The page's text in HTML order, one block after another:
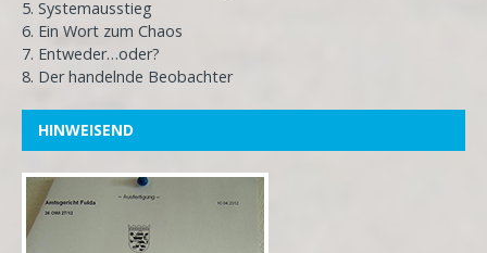
5. Systemausstieg
6. Ein Wort zum Chaos
7. Entweder…oder?
8. Der handelnde Beobachter
HINWEISEND